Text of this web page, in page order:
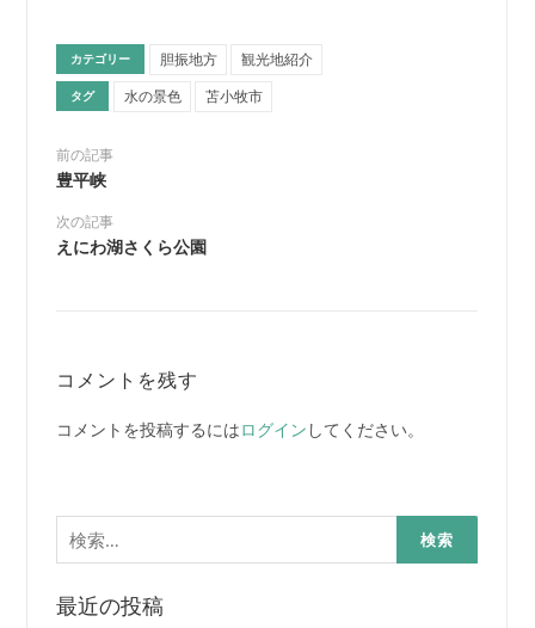
カテゴリー 胆振地方 観光地紹介
タグ 水の景色 苫小牧市
前の記事
豊平峡
次の記事
えにわ湖さくら公園
コメントを残す
コメントを投稿するにはログイン してください。
検
索:
最近の投稿